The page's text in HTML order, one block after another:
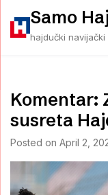
content
Samo
hajdučki navijački
Komentar:
susreta
Posted on April 2,